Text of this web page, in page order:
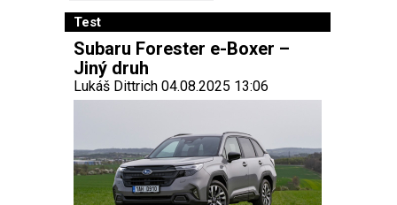
Test
Subaru Forester e-Boxer –
Jiný druh
Lukáš Dittrich 04.08.2025 13:06